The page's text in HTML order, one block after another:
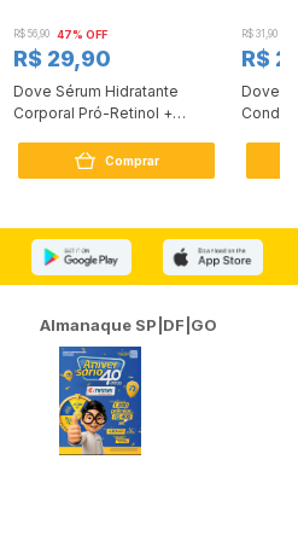
R$ 56,90 47% OFF
R$ 29,90
Dove Sérum Hidratante
Corporal Pró-Retinol +
Comprar
R$ 31,90
R$
Dove
Almanaque SP|DF|GO